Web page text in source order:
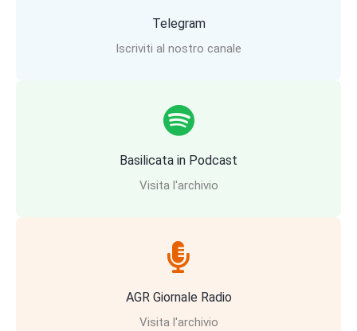
Telegram
Iscriviti al nostro canale
Basilicata in Podcast
Visita l'archivio
AGR Giornale Radio
Visita l'archivio